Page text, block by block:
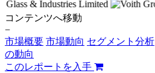
コンテンツへ移動
−
市場概要 市場動向 セグメント分析
の動向
このレポートを入手